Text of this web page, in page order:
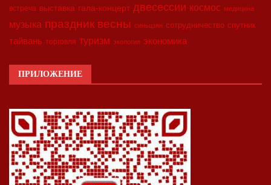
встреча выставка гала-концерт двесессии космос медицина
музыка праздник весны синьцзян сотрудничество спутник
тайвань торговля туризм экология экономика
ПРИЛОЖЕНИЕ